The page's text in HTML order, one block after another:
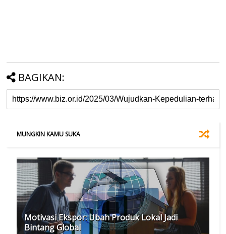
BAGIKAN:
MUNGKIN KAMU SUKA
Motivasi Ekspor: Ubah Produk Lokal Jadi
Bintang Global